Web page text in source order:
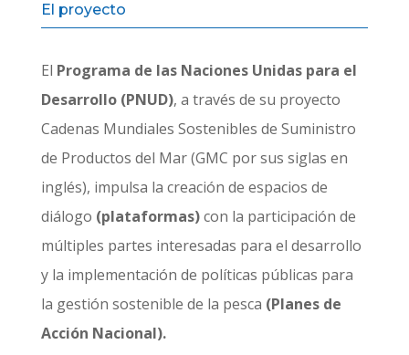
El proyecto
El Programa de las Naciones Unidas para el
Desarrollo (PNUD), a través de su proyecto
Cadenas Mundiales Sostenibles de Suministro
de Productos del Mar (GMC por sus siglas en
inglés), impulsa la creación de espacios de
diálogo (plataformas)con la participación de
múltiples partes interesadas para el desarrollo
y la implementación de políticas públicas para
la gestión sostenible de la pesca (Planes de
Acción Nacional).